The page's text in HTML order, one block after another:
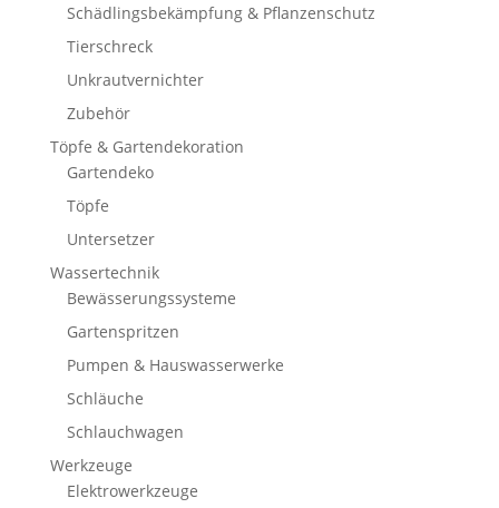
Schädlingsbekämpfung & Pflanzenschutz
Tierschreck
Unkrautvernichter
Zubehör
Töpfe & Gartendekoration
Gartendeko
Töpfe
Untersetzer
Wassertechnik
Bewässerungssysteme
Gartenspritzen
Pumpen & Hauswasserwerke
Schläuche
Schlauchwagen
Werkzeuge
Elektrowerkzeuge